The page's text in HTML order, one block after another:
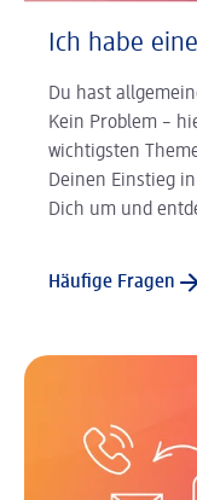
Ich habe
Du hast
Kein Problem –
wichtigsten
Deinen Einstieg
Dich um und
Häufige Fragen